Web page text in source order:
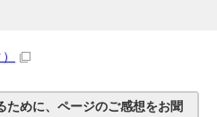
ために、ページのご感想をお聞